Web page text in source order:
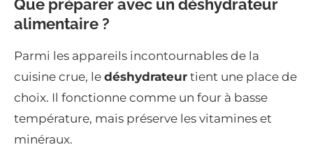
Que préparer avec un déshydrateur
alimentaire ?
Parmi les appareils incontournables de la
cuisine crue, le déshydrateur tient une place de
choix. Il fonctionne comme un four à basse
température, mais préserve les vitamines et
minéraux.